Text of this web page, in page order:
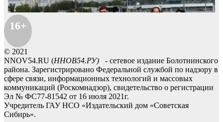
16+
© 2021
NNOV54.RU (ННОВ54.РУ) - сетевое издание Болотнинского
района. Зарегистрировано Федеральной службой по надзору в
сфере связи, информационных технологий и массовых
коммуникаций (Роскомнадзор), свидетельство о регистрации
Эл № ФС77-81542 от 16 июля 2021г.
Учредитель ГАУ НСО «Издательский дом «Советская
Сибирь».